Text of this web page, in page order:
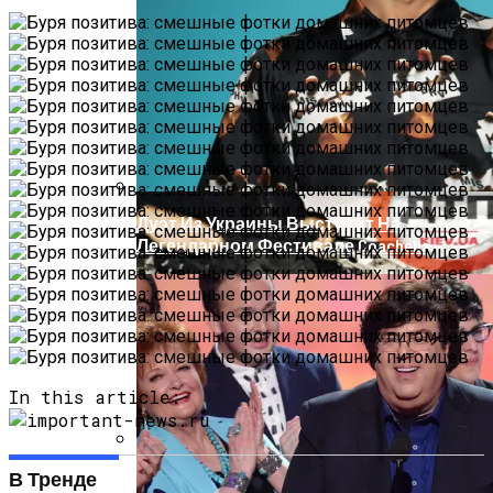
На Донбассе Во Время Тушения
Пожара Погибли Двое Военных
Под Киевом Мотоцикл Влетел В
Дуэт Из Украины Выступит На
Легендарном Фестивале Coachella
In this article:
В Тренде